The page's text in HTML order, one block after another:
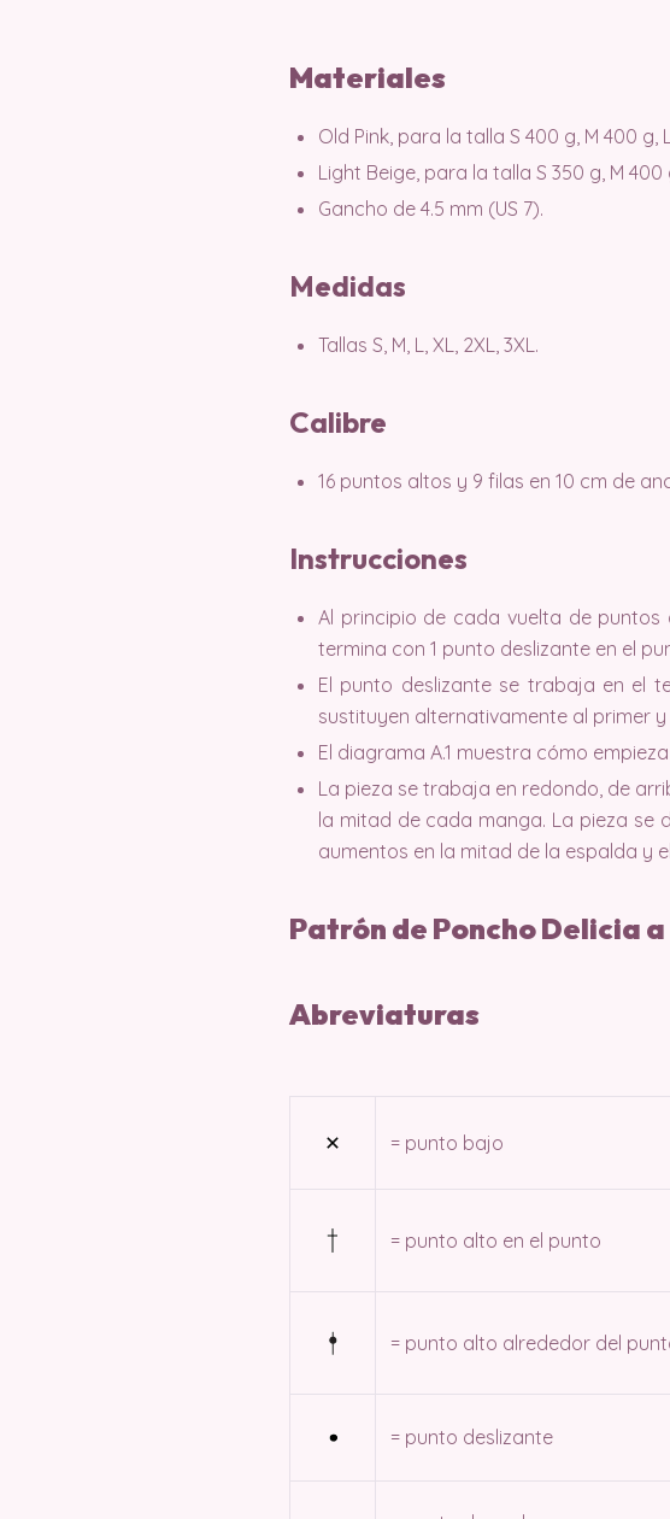
Materiales
Old Pink, para la talla S 400 g, M 400 g,
Light Beige, para la talla S 350 g, M 400
Gancho de 4.5 mm (US 7).
Medidas
Tallas S, M, L, XL, 2XL, 3XL.
Calibre
16 puntos altos y 9 filas en 10 cm de
Instrucciones
Al principio de cada vuelta de
termina con 1 punto deslizante en el
El punto deslizante se trabaja en el
sustituyen alternativamente al primer
El diagrama A.1 muestra cómo
La pieza se trabaja en redondo, de
la mitad de cada manga. La pieza se
aumentos en la mitad de la espalda y
Patrón de Poncho Delicia
Abreviaturas
= punto bajo
= punto alto en el punto
= punto alto alrededor del
= punto deslizante